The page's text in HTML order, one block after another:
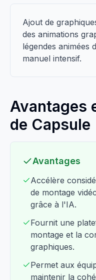
Ajout de
des animations
légendes animées
manuel intensif.
Avantages
de Capsule
Avantages
Accélère
de montage
grâce à l'IA.
Fournit une
montage et la
graphiques.
Permet aux
maintenir la